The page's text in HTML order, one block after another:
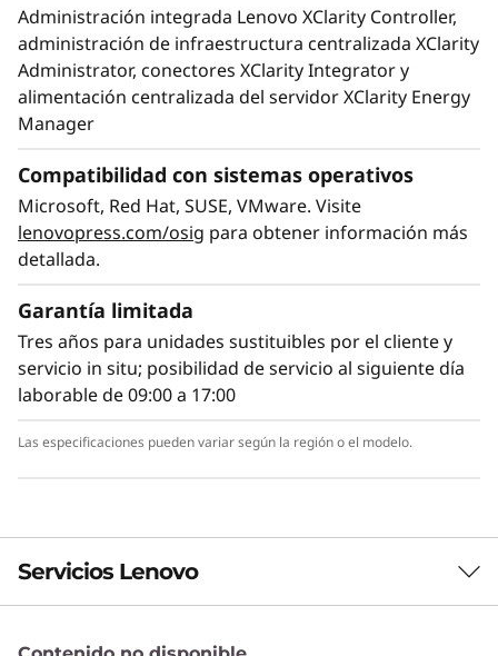
Preparado para crecer
El ThinkSystem SD630 V2 ofrece muy elevada
eficiencia de costes, al estar diseñado para
cargas de trabajo con escalado horizontal
masivo como HPC, IA, computación técnica o
GbE. La unidad física ThinkSystem DA240 está
construida para acelerar la instalación de
que reduce el cableado en un 92% en
Administración integrada Lenovo XClarity Controller,
administración de infraestructura centralizada XClarity
Administrator, conectores XClarity Integrator y
alimentación centralizada del servidor XClarity Energy
Manager
Compatibilidad con sistemas operativos
Microsoft, Red Hat, SUSE, VMware. Visite
lenovopress.com/osig para obtener información más
detallada.
Garantía limitada
Tres años para unidades sustituibles por el cliente y
servicio in situ; posibilidad de servicio al siguiente día
laborable de 09:00 a 17:00
Las especificaciones pueden variar según la región o el modelo.
Servicios Lenovo